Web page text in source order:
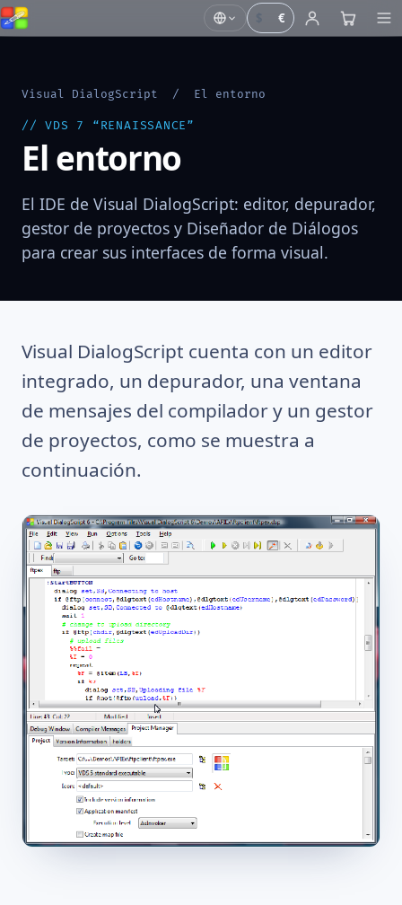
€
Visual DialogScript / El entorno
// VDS 7 “RENAISSANCE”
El entorno
El IDE de Visual DialogScript: editor, depurador,
gestor de proyectos y Diseñador de Diálogos
para crear sus interfaces de forma visual.
Visual DialogScript cuenta con un editor
integrado, un depurador, una ventana
de mensajes del compilador y un gestor
de proyectos, como se muestra a
continuación.